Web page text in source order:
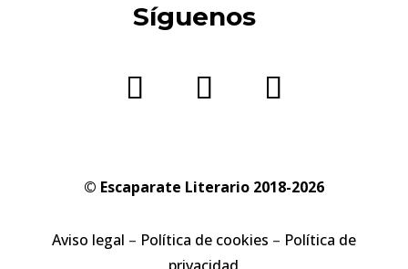
Síguenos
© Escaparate Literario 2018-2026
Aviso legal – Política de cookies – Política de